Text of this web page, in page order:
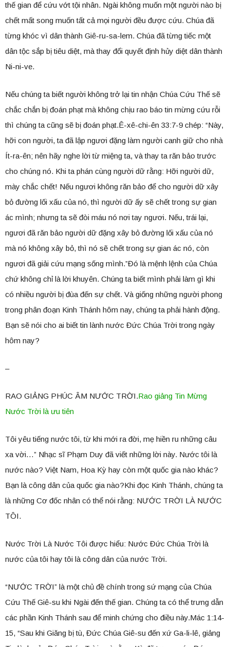
thế gian để cứu vớt tội nhân. Ngài không muốn một người nào bị
chết mất song muốn tất cả mọi người đều được cứu. Chúa đã
từng khóc vì dân thành Giê-ru-sa-lem. Chúa đã từng tiếc một
dân tộc sắp bị tiêu diệt, mà thay đổi quyết định hủy diệt dân thành
Ni-ni-ve.
Nếu chúng ta biết người không trở lại tin nhận Chúa Cứu Thế sẽ
chắc chắn bị đoán phạt mà không chịu rao báo tin mừng cứu rỗi
thì chúng ta cũng sẽ bị đoán phạt.Ê-xê-chi-ên 33:7-9 chép: “Này,
hỡi con người, ta đã lập ngươi đặng làm người canh giữ cho nhà
Ít-ra-ên; nên hãy nghe lời từ miệng ta, và thay ta răn bảo trước
cho chúng nó. Khi ta phán cùng người dữ rằng: Hỡi người dữ,
mày chắc chết! Nếu ngươi không răn bảo để cho người dữ xây
bỏ đường lối xấu của nó, thì người dữ ấy sẽ chết trong sự gian
ác mình; nhưng ta sẽ đòi máu nó nơi tay ngươi. Nếu, trái lại,
ngươi đã răn bảo người dữ đặng xây bỏ đường lối xấu của nó
mà nó không xây bỏ, thì nó sẽ chết trong sự gian ác nó, còn
ngươi đã giải cứu mạng sống mình.”Đó là mệnh lệnh của Chúa
chứ không chỉ là lời khuyên. Chúng ta biết mình phải làm gì khi
có nhiều người bị đùa đến sự chết. Và giống những người phong
trong phân đoạn Kinh Thánh hôm nay, chúng ta phải hành động.
Bạn sẽ nói cho ai biết tin lành nước Đức Chúa Trời trong ngày
hôm nay?
–
RAO GIẢNG PHÚC ÂM NƯỚC TRỜI.Rao giảng Tin Mừng
Nước Trời là ưu tiên
Tôi yêu tiếng nước tôi, từ khi mới ra đời, mẹ hiền ru những câu
xa vời…” Nhạc sĩ Phạm Duy đã viết những lời này. Nước tôi là
nước nào? Việt Nam, Hoa Kỳ hay còn một quốc gia nào khác?
Bạn là công dân của quốc gia nào?Khi đọc Kinh Thánh, chúng ta
là những Cơ đốc nhân có thể nói rằng: NƯỚC TRỜI LÀ NƯỚC
TÔI.
Nước Trời Là Nước Tôi được hiểu: Nước Đức Chúa Trời là
nước của tôi hay tôi là công dân của nước Trời.
“NƯỚC TRỜI” là một chủ đề chính trong sứ mạng của Chúa
Cứu Thế Giê-su khi Ngài đến thế gian. Chúng ta có thể trưng dẫn
các phần Kinh Thánh sau để minh chứng cho điều này.Mác 1:14-
15, “Sau khi Giăng bị tù, Đức Chúa Giê-su đến xứ Ga-li-lê, giảng